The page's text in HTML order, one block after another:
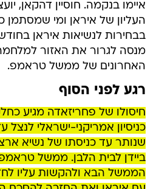
איימו בנקמה. חוסיין דהקאן,
העליון של איראן ומי שמסתמן
בבחירות לנשיאות איראן
מנסה לגרור את האזור
האחרונים של ממשל טראמפ.
רגע לפני הסוף
חיסולו של פחריזאדה מגיע
כניסיון אמריקני-ישראלי
שנותר עד כניסתו של נשיא
ביידן לבית הלבן. ממשל
הממשל הבא ולהקשות עליו